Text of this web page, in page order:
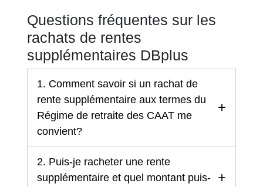
Questions fréquentes sur les
rachats de rentes
supplémentaires DBplus
1. Comment savoir si un rachat de
rente supplémentaire aux termes du
Régime de retraite des CAAT me
convient?
2. Puis-je racheter une rente
supplémentaire et quel montant puis-